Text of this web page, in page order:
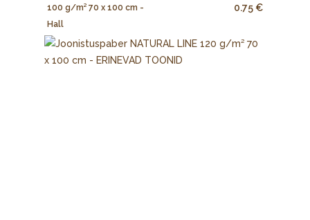
100 g/m² 70 x 100 cm -
Hall
0.75 €